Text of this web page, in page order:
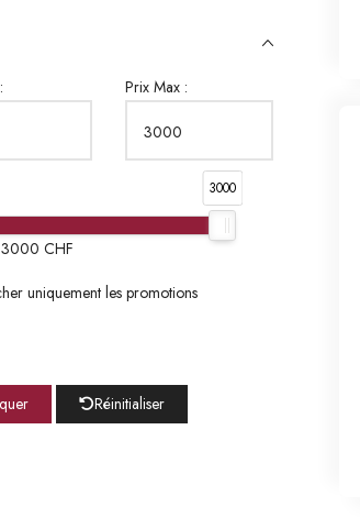
Prix Max :
3000
3000 CHF
uniquement les promotions
Réinitialiser